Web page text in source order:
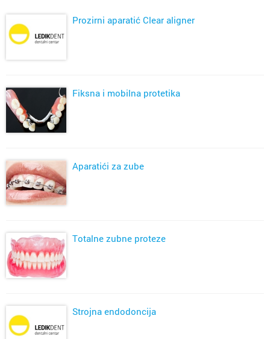
Prozirni aparatić Clear aligner
Fiksna i mobilna protetika
Aparatići za zube
Totalne zubne proteze
Strojna endodoncija